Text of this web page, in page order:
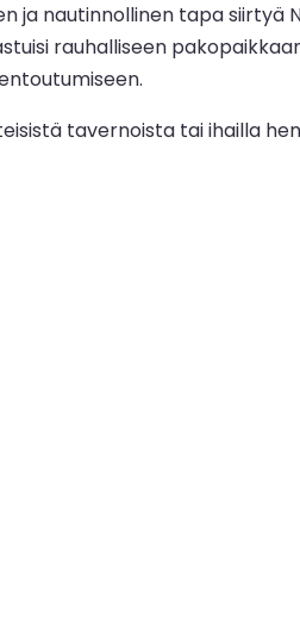
ja nautinnollinen tapa siirtyä
rauhalliseen
tavernoista tai ihailla